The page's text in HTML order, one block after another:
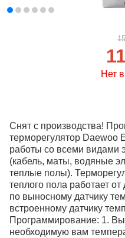
Нет
Снят с производства!
терморегулятор Daewoo
работы со всеми видами
(кабель, маты, водяные
теплые полы).
теплого пола работает
по выносному датчику
встроенному датчику
Программирование: 1.
необходимую вам